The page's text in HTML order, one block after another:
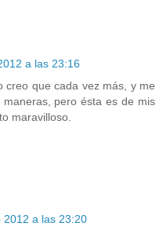
a las 23:16
creo que cada vez más, y me
pero ésta es de mis
maravilloso.
2012 a las 23:20